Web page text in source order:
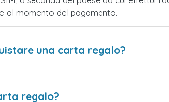
al momento del pagamento.
una carta regalo?
regalo?